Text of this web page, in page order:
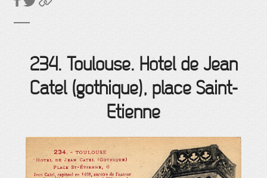
234. Toulouse. Hôtel de Jean
Catel (gothique), place Saint-
Etienne